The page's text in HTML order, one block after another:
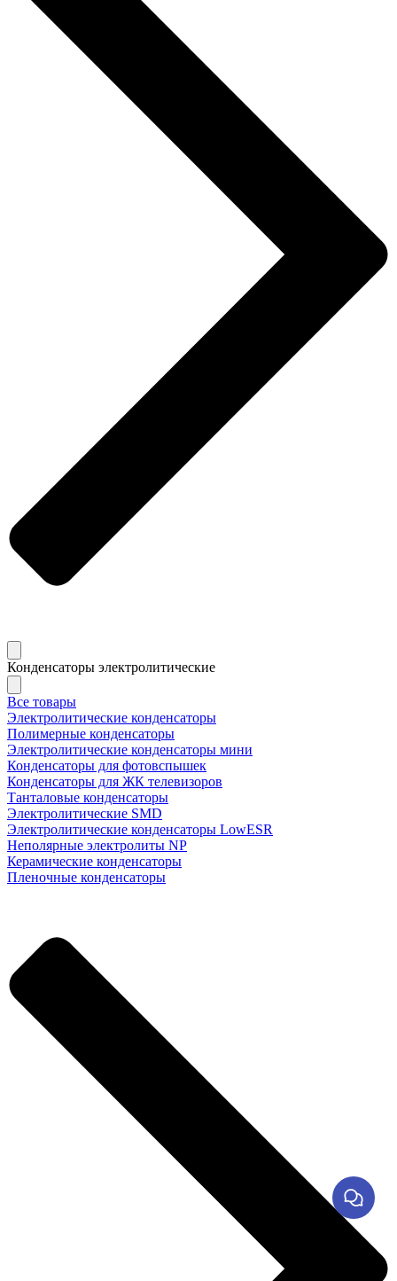
Конденсаторы электролитические
Все товары
Электролитические конденсаторы
Полимерные конденсаторы
Электролитические конденсаторы мини
Конденсаторы для фотовспышек
Конденсаторы для ЖК телевизоров
Танталовые конденсаторы
Электролитические SMD
Электролитические конденсаторы LowESR
Неполярные электролиты NP
Керамические конденсаторы
Пленочные конденсаторы